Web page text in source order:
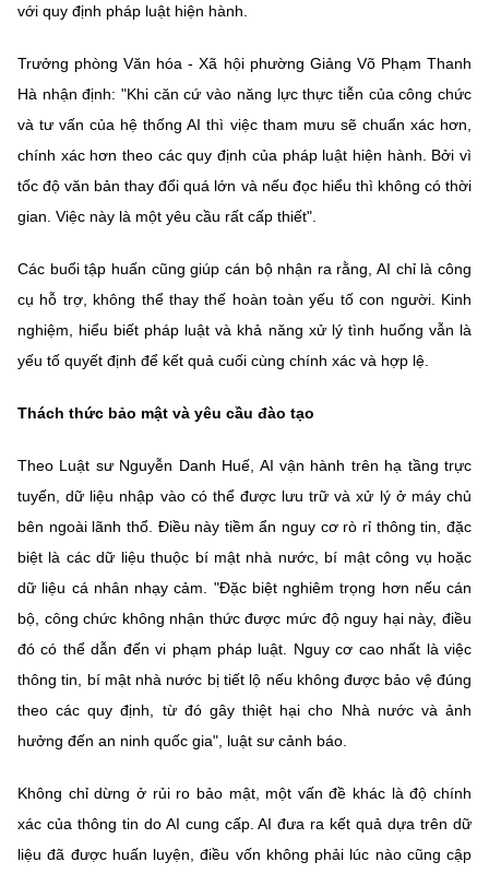
với quy định pháp luật hiện hành.
Trưởng phòng Văn hóa - Xã hội phường Giảng Võ Phạm Thanh
Hà nhận định: "Khi căn cứ vào năng lực thực tiễn của công chức
và tư vấn của hệ thống AI thì việc tham mưu sẽ chuẩn xác hơn,
chính xác hơn theo các quy định của pháp luật hiện hành. Bởi vì
tốc độ văn bản thay đổi quá lớn và nếu đọc hiểu thì không có thời
gian. Việc này là một yêu cầu rất cấp thiết".
Các buổi tập huấn cũng giúp cán bộ nhận ra rằng, AI chỉ là công
cụ hỗ trợ, không thể thay thế hoàn toàn yếu tố con người. Kinh
nghiệm, hiểu biết pháp luật và khả năng xử lý tình huống vẫn là
yếu tố quyết định để kết quả cuối cùng chính xác và hợp lệ.
Thách thức bảo mật và yêu cầu đào tạo
Theo Luật sư Nguyễn Danh Huế, AI vận hành trên hạ tầng trực
tuyến, dữ liệu nhập vào có thể được lưu trữ và xử lý ở máy chủ
bên ngoài lãnh thổ. Điều này tiềm ẩn nguy cơ rò rỉ thông tin, đặc
biệt là các dữ liệu thuộc bí mật nhà nước, bí mật công vụ hoặc
dữ liệu cá nhân nhạy cảm. "Đặc biệt nghiêm trọng hơn nếu cán
bộ, công chức không nhận thức được mức độ nguy hại này, điều
đó có thể dẫn đến vi phạm pháp luật. Nguy cơ cao nhất là việc
thông tin, bí mật nhà nước bị tiết lộ nếu không được bảo vệ đúng
theo các quy định, từ đó gây thiệt hại cho Nhà nước và ảnh
hưởng đến an ninh quốc gia", luật sư cảnh báo.
Không chỉ dừng ở rủi ro bảo mật, một vấn đề khác là độ chính
xác của thông tin do AI cung cấp. AI đưa ra kết quả dựa trên dữ
liệu đã được huấn luyện, điều vốn không phải lúc nào cũng cập